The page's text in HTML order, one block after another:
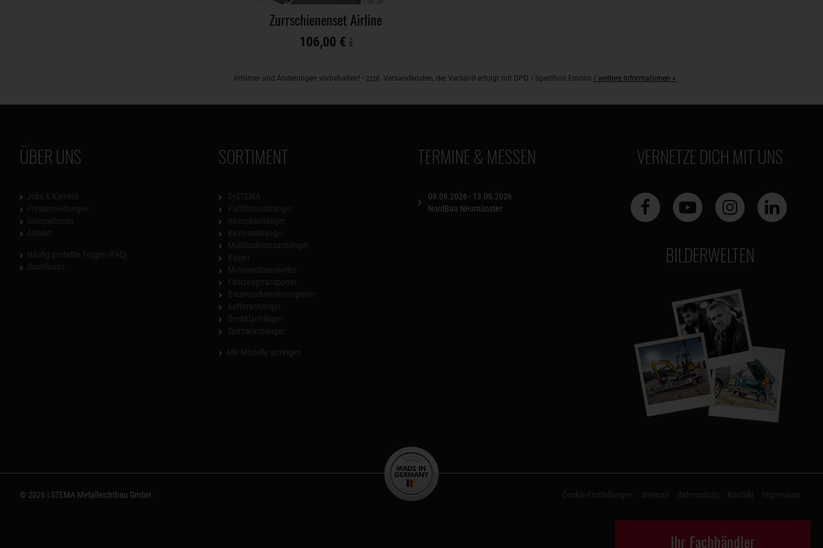
Zurrschienenset Airline
106,00 €
Irrtümer und Änderungen vorbehalten! • zzgl. Versandkosten, der Versand erfolgt mit DPD / Spedition Emons / weitere Informationen »
ÜBER UNS SORTIMENT TERMINE & MESSEN
09.09.2026 - 13.09.2026
NordBau Neumünster
VERNETZE DICH MIT UNS
BILDERWELTEN
© 2026 | STEMA Metalleichtbau GmbH
Ihr Fachhändler